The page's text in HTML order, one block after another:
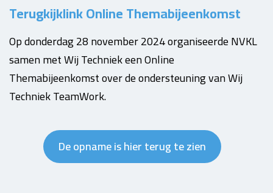
Terugkijklink Online Themabijeenkomst
Op donderdag 28 november 2024 organiseerde NVKL
samen met Wij Techniek een Online
Themabijeenkomst over de ondersteuning van Wij
Techniek TeamWork.
De opname is hier terug te zien